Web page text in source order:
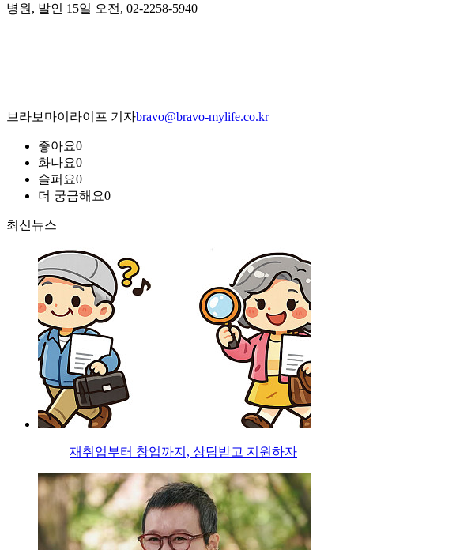
병원, 발인 15일 오전, 02-2258-5940
브라보마이라이프 기자bravo@bravo-mylife.co.kr
좋아요0
화나요0
슬퍼요0
더 궁금해요0
최신뉴스
재취업부터 창업까지, 상담받고 지원하자